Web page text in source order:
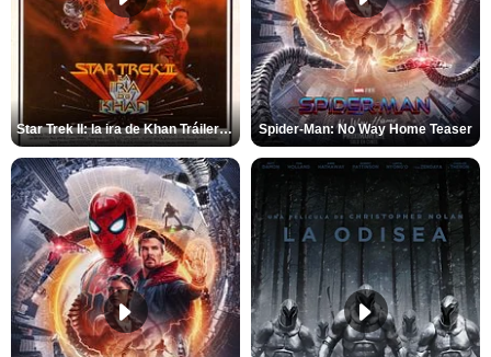
Star Trek II: la ira de Khan Tráiler VO Spider-Man: No Way Home Teaser